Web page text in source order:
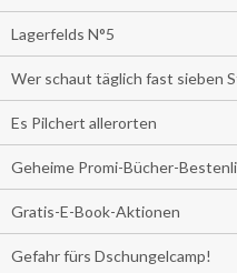
Lagerfelds N°5
Wer schaut täglich fast sieben
Es Pilchert allerorten
Geheime Promi-Bücher-
Gratis-E-Book-Aktionen
Gefahr fürs Dschungelcamp!